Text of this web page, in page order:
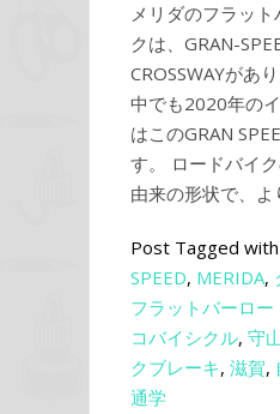
メリダのフラット
クは、GRAN-
CROSSWAYがあ
中でも2020年の
はこのGRAN
す。 ロードバイ
由来の形状で、
Post Tagged with
SPEED, MERIDA,
フラットバーロー
コバイシクル, 守
クブレーキ, 滋賀,
通学